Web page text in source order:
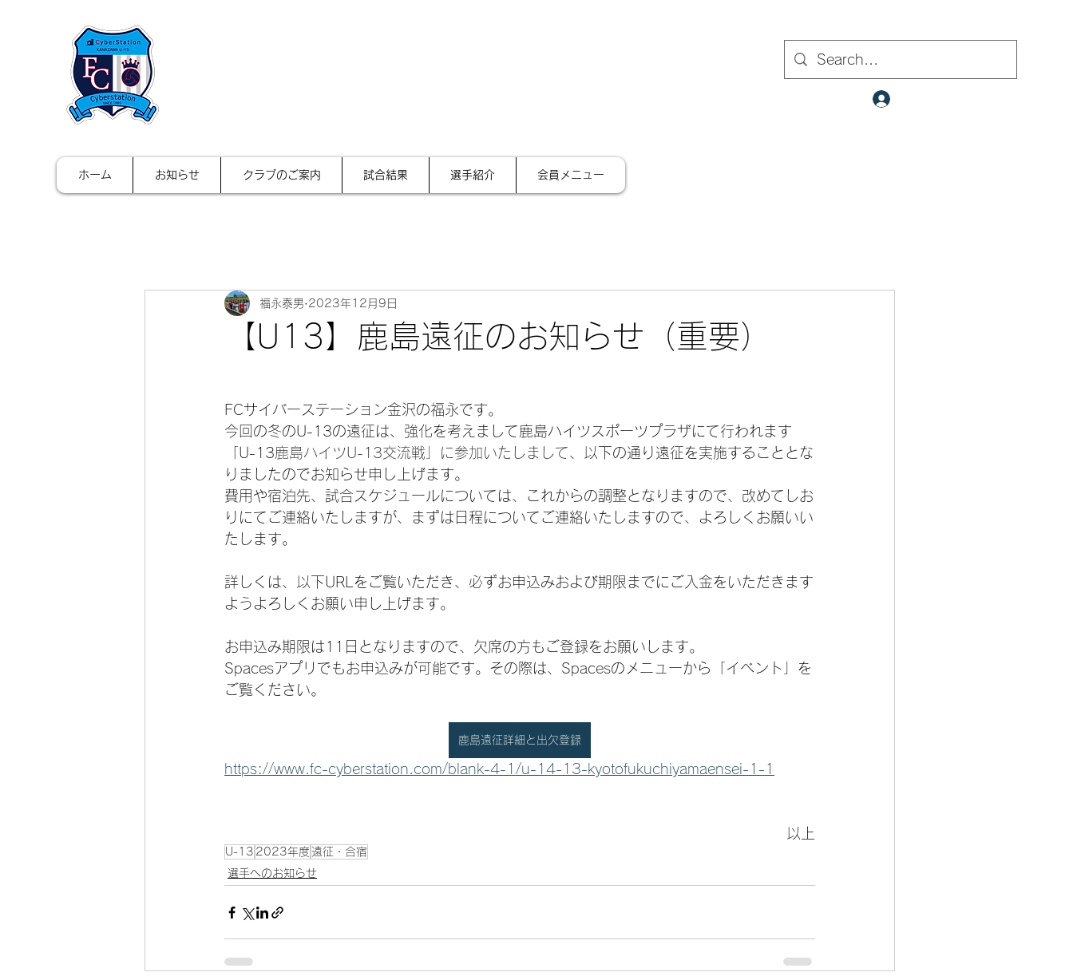
ホーム お知らせ クラブのご案内 試合結果 選手紹介 会員メニュー
【U13】鹿島遠征のお知らせ（重要）
福永泰男 2023年12月9日
FCサイバーステーション金沢の福永です。
今回の冬のU-13の遠征は、強化を考えまして鹿島ハイツスポーツプラザにて行われます
「U-13鹿島ハイツU-13交流戦」に参加いたしまして、以下の通り遠征を実施することとな
りましたのでお知らせ申し上げます。
費用や宿泊先、試合スケジュールについては、これからの調整となりますので、改めてしお
りにてご連絡いたしますが、まずは日程についてご連絡いたしますので、よろしくお願いい
たします。
詳しくは、以下URLをご覧いただき、必ずお申込みおよび期限までにご入金をいただきます
ようよろしくお願い申し上げます。
お申込み期限は11日となりますので、欠席の方もご登録をお願いします。
Spacesアプリでもお申込みが可能です。その際は、Spacesのメニューから「イベント」を
ご覧ください。
鹿島遠征詳細と出欠登録
https://www.fc-cyberstation.com/blank-4-1/u-14-13-kyotofukuchiyamaensei-1-1
以上
U-13 2023年度 遠征・合宿
選手へのお知らせ